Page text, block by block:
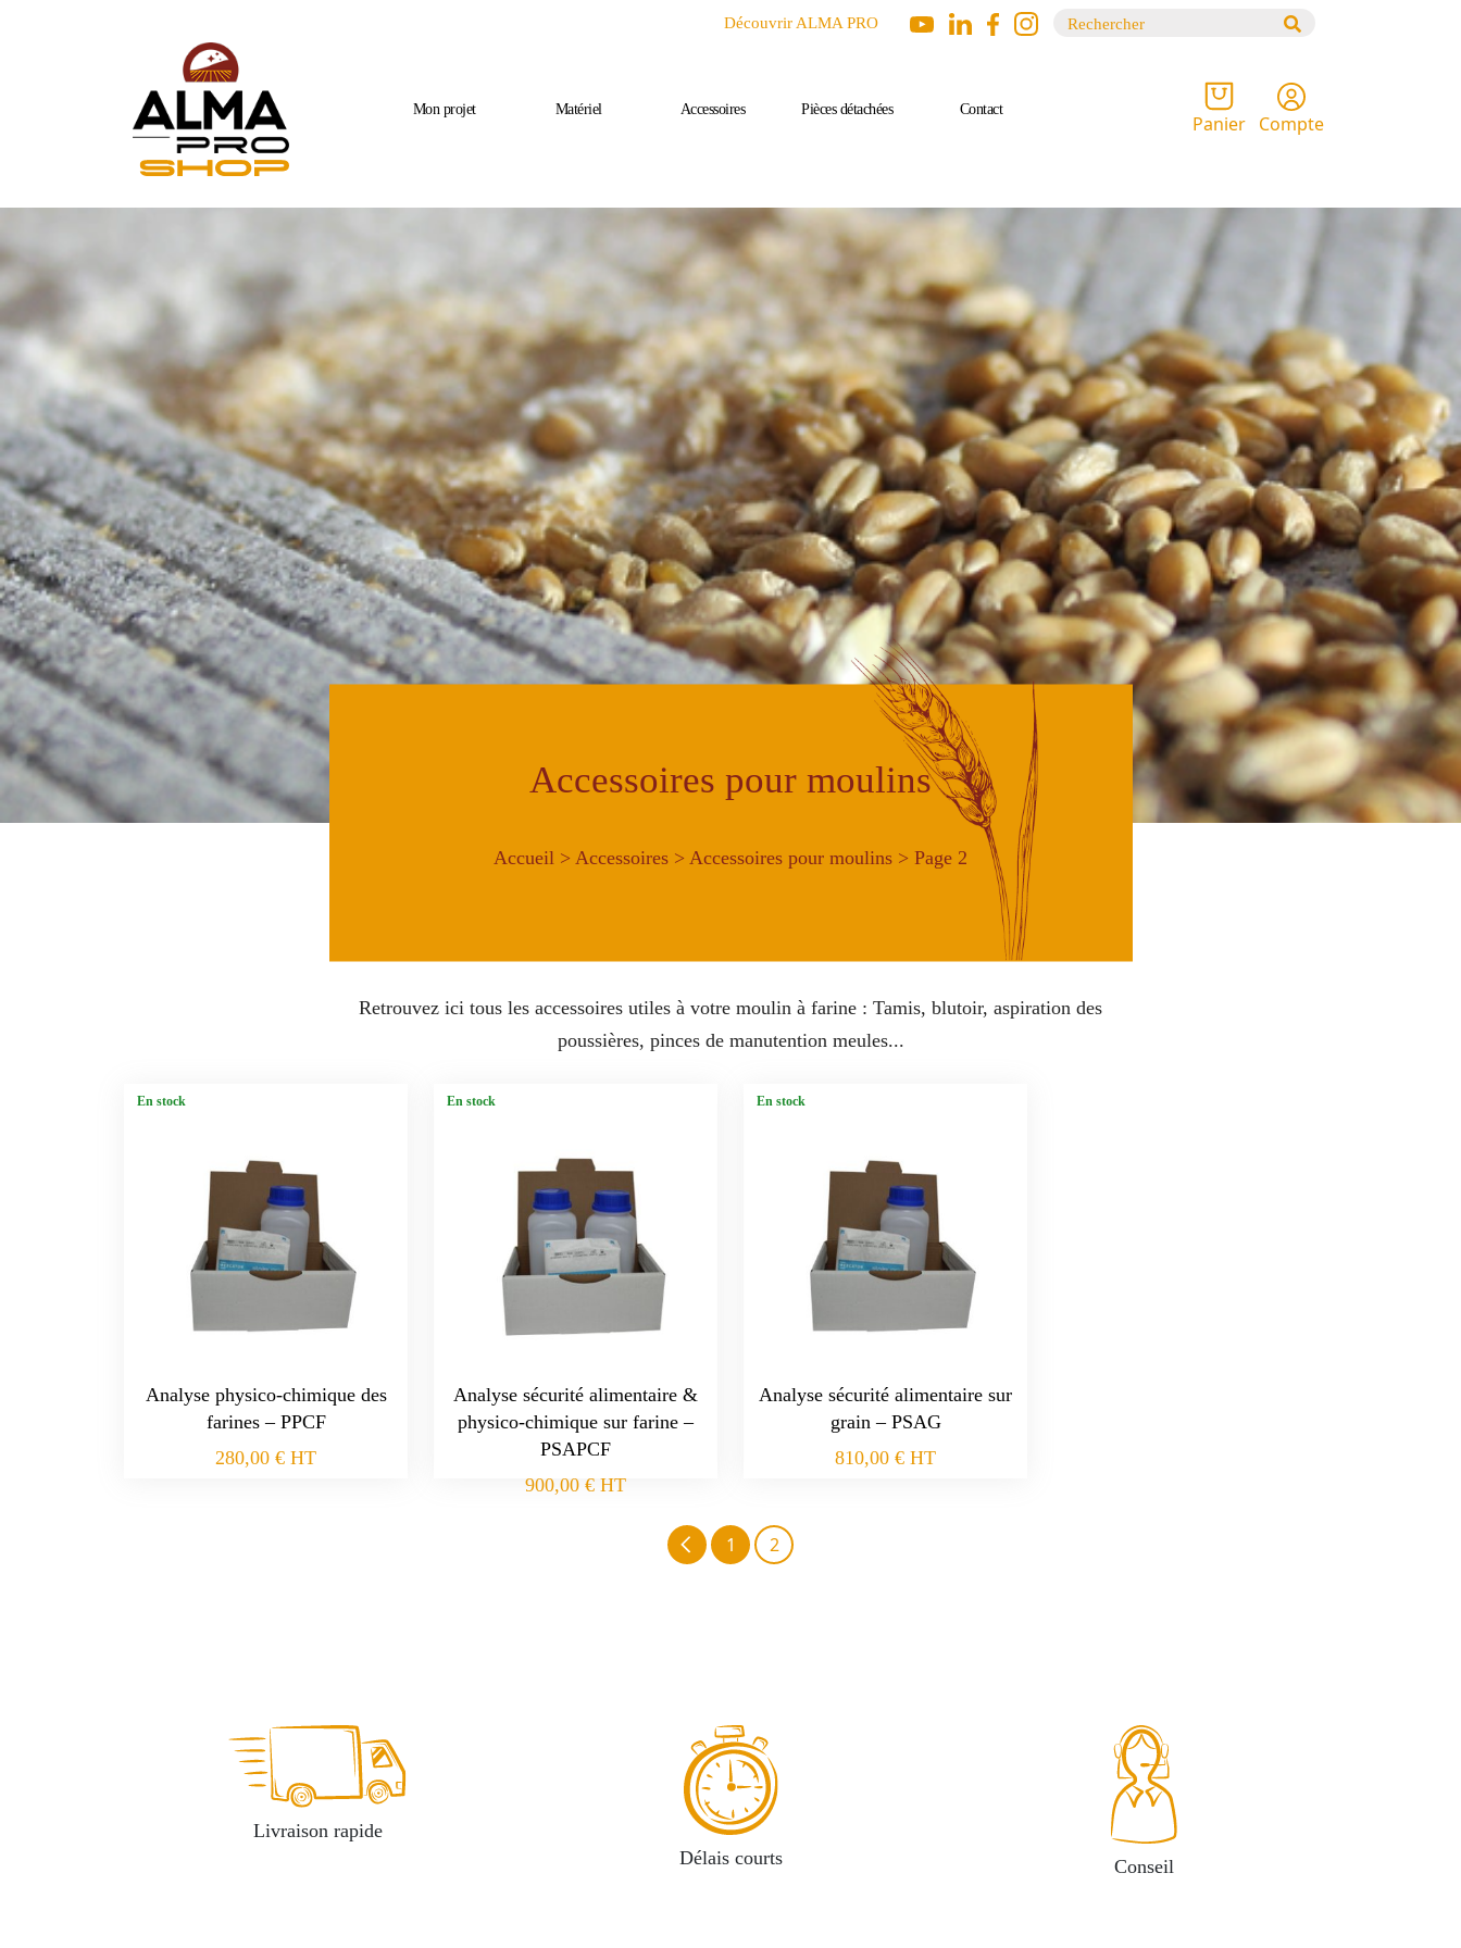
Découvrir ALMA PRO
Recherche
Mon projet Matériel Accessoires Pièces détachées Contact
Panier Compte
Accessoires pour moulins
Accueil > Accessoires > Accessoires pour moulins > Page 2
Retrouvez ici tous les accessoires utiles à votre moulin à farine : Tamis, blutoir, aspiration des
poussières, pinces de manutention meules...
En stock
Analyse physico-chimique des
farines – PPCF
280,00 € HT
En stock
Analyse sécurité alimentaire &
physico-chimique sur farine –
PSAPCF
900,00 € HT
En stock
Analyse sécurité alimentaire sur
grain – PSAG
810,00 € HT
1 2
Livraison rapide
Délais courts
Conseil